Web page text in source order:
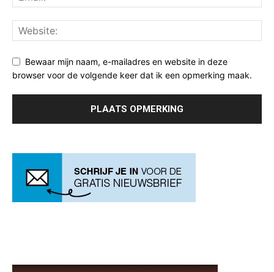
Bewaar mijn naam, e-mailadres en website in deze
browser voor de volgende keer dat ik een opmerking maak.